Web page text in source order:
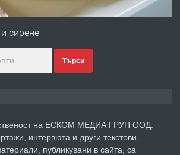
№4120 Магазин/Офис под наем в кв.
градската градина!
преди 4 дни
сирене
Търси
на ЕСКОМ МЕДИА ГРУП ООД.
интервюта и други текстови,
публикувани в сайта, са